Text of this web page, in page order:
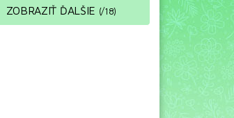
ZOBRAZIŤ ĎALŠIE (/18)